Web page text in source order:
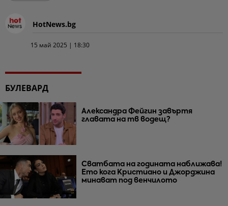
HotNews.bg
15 май 2025 | 18:30
БУЛЕВАРД
Александра Фейгин завъртя
главата на тв водещ?
Сватбата на годината наближава!
Ето кога Кристиано и Джорджина
минават под венчилото